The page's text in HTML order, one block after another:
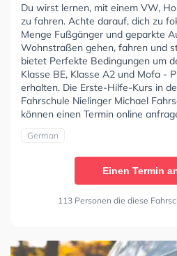
Du wirst lernen, mit einem VW,
zu fahren. Achte darauf, dich zu
Menge Fußgänger und geparkte
Wohnstraßen gehen, fahren und
bietet Perfekte Bedingungen um
Klasse BE, Klasse A2 und Mofa -
erhalten. Die Erste-Hilfe-Kurs in
Fahrschule Nielinger Michael
können einen Termin online
German
Einen Termin
113 Personen die diese